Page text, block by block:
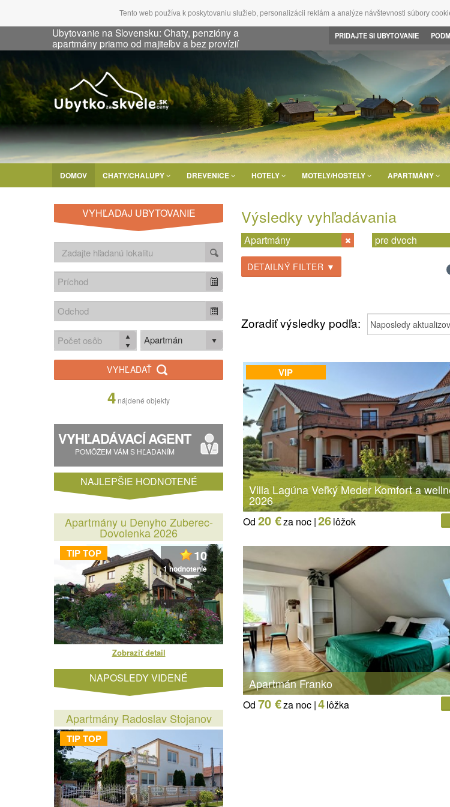
Tento web používa k poskytovaniu služieb, personalizácii reklám a analýze návštevnosti súbory
Ubytovanie na Slovensku: Chaty, penzióny a
apartmány priamo od majiteľov a bez provízií
PRIDAJTE SI UBYTOVANIE
DOMOV CHATY/CHALUPY DREVENICE HOTELY MOTELY/HOSTELY APARTMÁNY
VYHĽADAJ UBYTOVANIE
Apartmán
VYHĽADAŤ
4 nájdené objekty
VYHĽADÁVACÍ AGENT
POMÔŽEM VÁM S HĽADANÍM
NAJLEPŠIE HODNOTENÉ
Apartmány u Denyho Zuberec-
Dovolenka 2026
TIP TOP 10
1 hodnotenie
Zobraziť detail
NAPOSLEDY VIDENÉ
Apartmány Radoslav Stojanov
TIP TOP
Výsledky vyhľadávania
Apartmány pre dvoch
DETAILNÝ FILTER ▼
Zoradiť výsledky podľa:
VIP
Villa Lagúna Veľký Meder Komfort a
2026
Od 20 €za noc |26lôžok
Apartmán Franko
Od 70 €za noc |4lôžka